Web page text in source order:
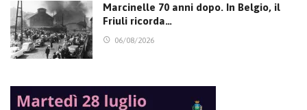
Marcinelle 70 anni dopo. In Belgio, il
Friuli ricorda…
06/08/2026